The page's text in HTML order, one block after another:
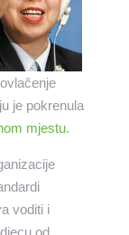
je pokrenula
mjestu.
voditi i
od